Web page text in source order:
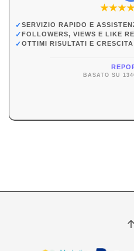
★★★
✓SERVIZIO RAPIDO E
✓FOLLOWERS, VIEWS E LIKE
✓OTTIMI RISULTATI E
BASATO SU